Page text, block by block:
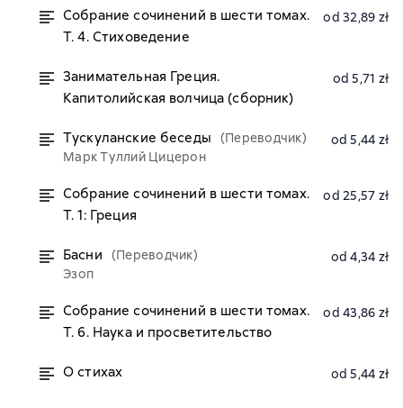
Собрание сочинений в шести томах.
Т. 4. Стиховедение
od 32,89 zł
Занимательная Греция.
Капитолийская волчица (сборник)
od 5,71 zł
Тускуланские беседы
(Переводчик)
Марк Туллий Цицерон
od 5,44 zł
Собрание сочинений в шести томах.
Т. 1: Греция
od 25,57 zł
Басни
(Переводчик)
Эзоп
od 4,34 zł
Собрание сочинений в шести томах.
Т. 6. Наука и просветительство
od 43,86 zł
О стихах od 5,44 zł